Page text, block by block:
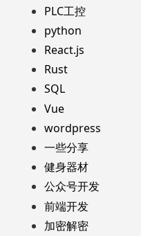
PLC工控
python
React.js
Rust
SQL
Vue
wordpress
一些分享
健身器材
公众号开发
前端开发
加密解密